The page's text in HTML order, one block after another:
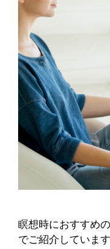
瞑想時におすすめ
でご紹介しています